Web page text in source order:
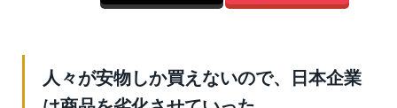
人々が安物しか買えないので、日本企業